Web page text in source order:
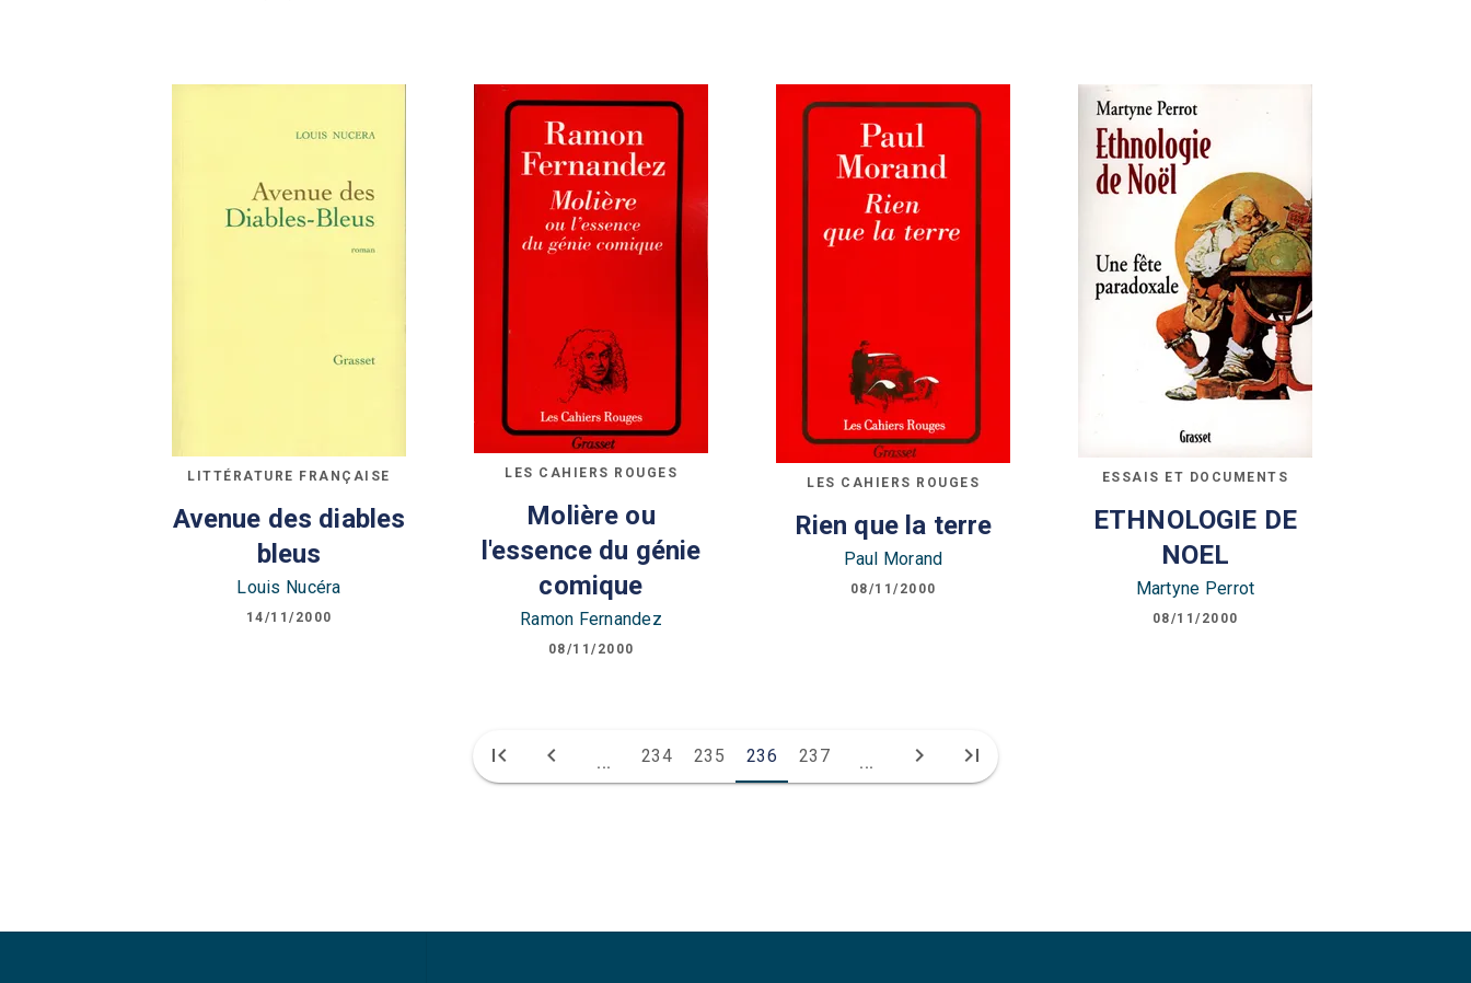
LITTÉRATURE FRANÇAISE
Avenue des diables
bleus
Louis Nucéra
14/11/2000
LES CAHIERS ROUGES
Molière ou
l'essence du génie
comique
Ramon Fernandez
08/11/2000
LES CAHIERS ROUGES
Rien que la terre
Paul Morand
08/11/2000
ESSAIS ET DOCUMENTS
ETHNOLOGIE DE
NOEL
Martyne Perrot
08/11/2000
first_page chevron_left ... 234 235 236 237 ... chevron_right last_page